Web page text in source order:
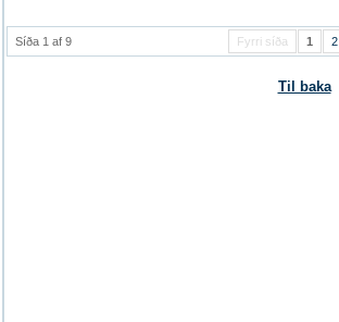
Fyrri síða 1 2
Síða 1 af 9
Til baka